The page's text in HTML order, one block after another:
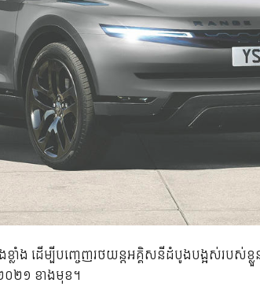
លាំង ដើម្បីបញ្ចេញរថយន្តអគ្គិសនីដំបូងបង្អស់របស់ខ្
០២១ ខាងមុខ។